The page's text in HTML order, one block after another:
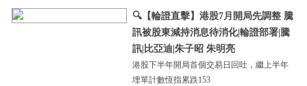
🔍【輪證直擊】港股7月開局先調整 騰
訊被股東減持消息待消化|輪證部署|騰
訊|比亞迪|朱子昭 朱明亮
港股下半年開局首個交易日回吐，繼上半年
埋單計數恆指累跌153